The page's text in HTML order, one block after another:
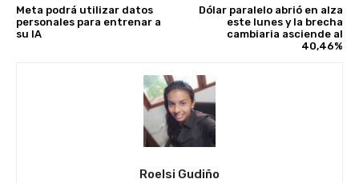
Meta podrá utilizar datos
personales para entrenar a
su IA
Dólar paralelo abrió en alza
este lunes y la brecha
cambiaria asciende al
40,46%
Roelsi Gudiño